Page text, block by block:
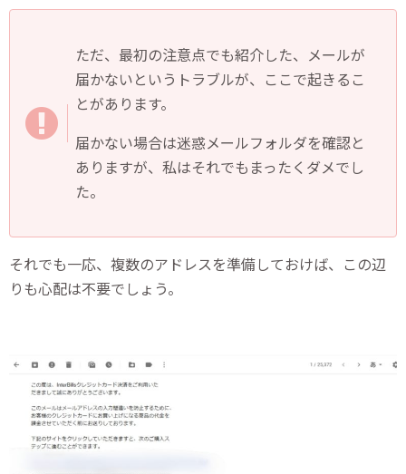
ただ、最初の注意点でも紹介した、メールが
届かないというトラブルが、ここで起きるこ
とがあります。
届かない場合は迷惑メールフォルダを確認と
ありますが、私はそれでもまったくダメでし
た。
それでも一応、複数のアドレスを準備しておけば、この辺
りも心配は不要でしょう。